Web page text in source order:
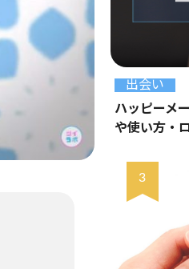
出会い
ハッピーメ
や使い方・